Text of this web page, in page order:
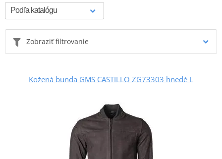
Zobraziť filtrovanie
Kožená bunda GMS CASTILLO ZG73303 hnedé L